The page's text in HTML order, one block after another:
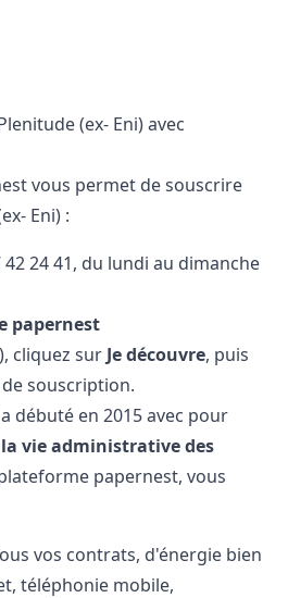
(ex- Eni) avec
vous permet de souscrire
Eni) :
42 24 41, du lundi au dimanche
papernest
cliquez sur Je découvre, puis
souscription.
débuté en 2015 avec pour
vie administrative des
papernest, vous
vos contrats, d'énergie bien
téléphonie mobile,